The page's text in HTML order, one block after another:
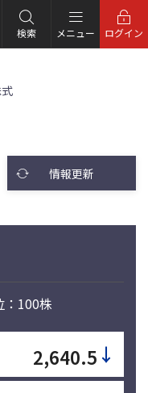
検索 メニュー ログイン
情報更新
：100株
2,640.5 ↓